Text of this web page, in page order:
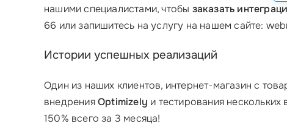
нашими специалистами, чтобы заказать
66 или запишитесь на услугу на нашем сайте:
Истории успешных реализаций
Один из наших клиентов, интернет-магазин с
внедренияOptimizely и тестирования
150% всего за 3 месяца!